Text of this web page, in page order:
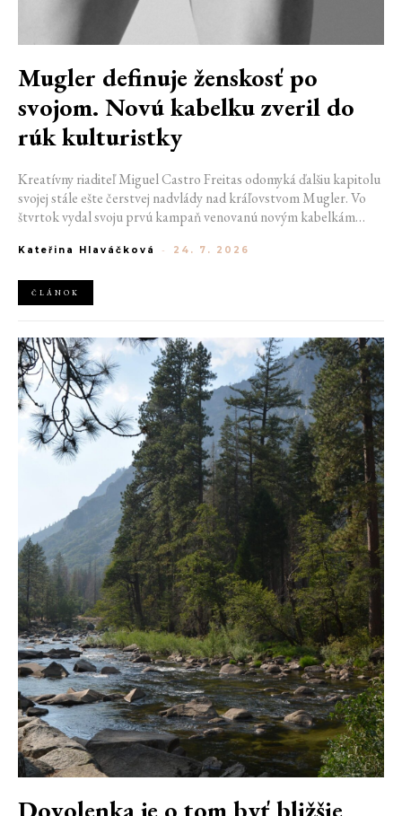
Mugler definuje ženskosť po
svojom. Novú kabelku zveril do
rúk kulturistky
Kreatívny riaditeľ Miguel Castro Freitas odomyká ďalšiu kapitolu
svojej stále ešte čerstvej nadvlády nad kráľovstvom Mugler. Vo
štvrtok vydal svoju prvú kampaň venovanú novým kabelkám
návrhár do módneho domu prišiel. Umne kombinuje výrazy
podobu ženskosti.
Kateřina Hlaváčková - 24. 7. 2026
ČLÁNOK